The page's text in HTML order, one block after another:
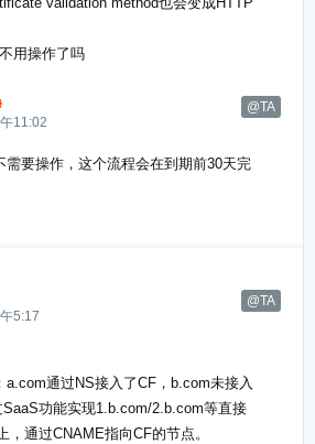
用操作了吗
@TA
11:02
需要操作，这个流程会在到期前30天完
@TA
5:17
通过NS接入了CF，b.com未接入
功能实现1.b.com/2.b.com等直接
，通过CNAME指向CF的节点。